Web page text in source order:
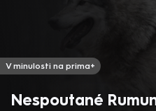
V minulosti na prima+
Nespoutané